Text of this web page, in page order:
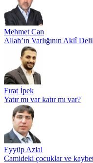
Mehmet Can
Allah’ın Varlığının Aklî
Fırat İpek
Yatır mı var katır mı var?
Eyyüp Azlal
Camideki çocuklar ve